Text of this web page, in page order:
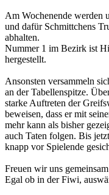
Am Wochenende werden
und dafür Schmittchens
abhalten.
Nummer 1 im Bezirk ist
hergestellt.
Ansonsten versammeln
an der Tabellenspitze.
starke Auftreten der
beweisen, dass er mit
mehr kann als bisher
auch Taten folgen. Bis
knapp vor Spielende
Freuen wir uns
Egal ob in der Fiwi,